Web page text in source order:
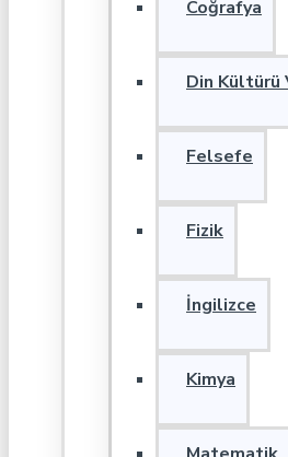
Coğrafya
Din Kültürü
Felsefe
Fizik
İngilizce
Kimya